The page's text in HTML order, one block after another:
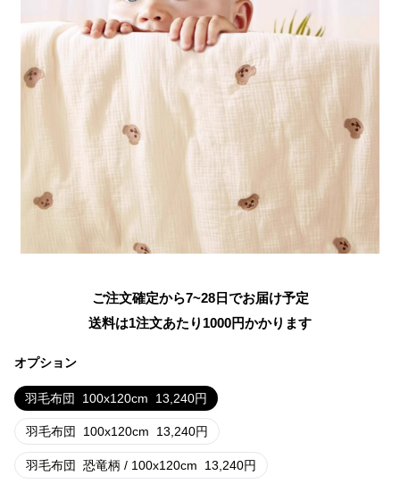
ご注文確定から7~28日でお届け予定
送料は1注文あたり 1000円かかります
オプション
羽毛布団 100x120cm 13,240円
羽毛布団 100x120cm 13,240円
羽毛布団 恐竜柄 / 100x120cm 13,240円